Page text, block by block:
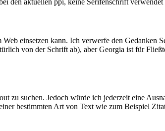
einsetzen kann. Ich verwerfe den Gedanken
von der Schrift ab), aber Georgia ist für
zu suchen. Jedoch würde ich jederzeit eine
bestimmten Art von Text wie zum Beispiel